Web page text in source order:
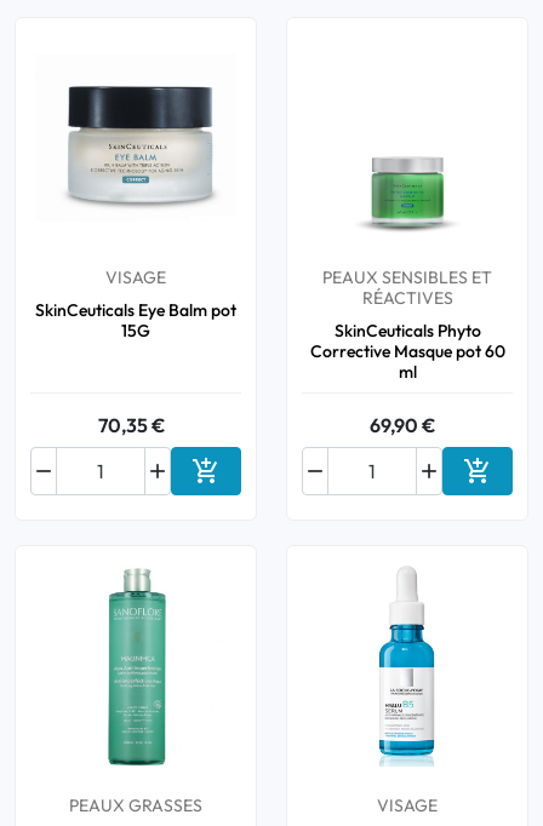
VISAGE
SkinCeuticals Eye Balm pot
15G
70,35 €

 Ajouter au panier
PEAUX SENSIBLES ET
RÉACTIVES
SkinCeuticals Phyto
Corrective Masque pot 60
ml
69,90 €

 
PEAUX GRASSES
VISAGE